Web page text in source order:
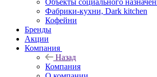
Объекты социального
Фабрики-кухни, Dark kitchen
Кофейни
Бренды
Акции
Компания
Назад
Компания